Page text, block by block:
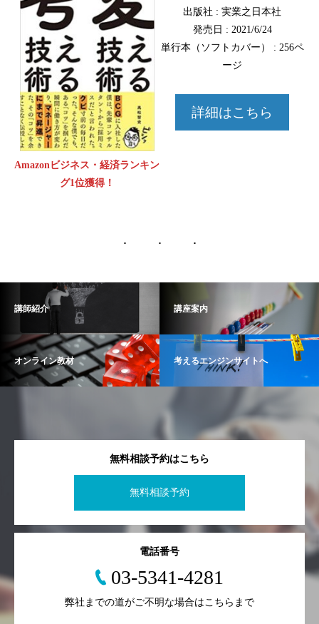
Amazonビジネス・経済ランキン
グ1位獲得！
出版社 : 実業之日本社
発売日 : 2021/6/24
単行本（ソフトカバー） : 256ペ
ージ
詳細はこちら
講師紹介 講座案内
オンライン教材 考えるエンジンサイトへ
無料相談予約はこちら
無料相談予約
電話番号
03-5341-4281
弊社までの道がご不明な場合はこちらまで